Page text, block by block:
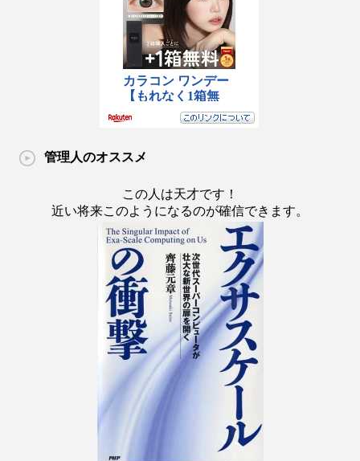
管理人のオススメ
この人は天才です！
近い将来このようになるのが確信できます。